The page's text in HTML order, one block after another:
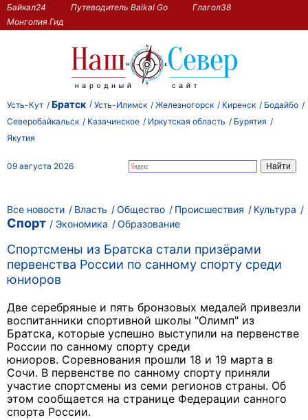
Байкал24 Путеводитель Baikal Go
Глагол38
Монголия Гид
Усть-Кут Братск Усть-Илимск Железногорск Киренск
Бодайбо
Северобайкальск
Казачинское Иркутская область
Бурятия
Якутия
09 августа 2026
Все новости Власть Общество Происшествия Культура
Спорт Экономика Образование
Спортсмены из Братска стали призёрами
первенства России по санному спорту среди
юниоров
Две серебряные и пять бронзовых медалей привезли
воспитанники спортивной школы "Олимп" из
Братска, которые успешно выступили на первенстве
России по санному спорту среди
юниоров. Соревнования прошли 18 и 19 марта в
Сочи. В первенстве по санному спорту приняли
участие спортсмены из семи регионов страны. Об
этом сообщается на странице Федерации санного
спорта России.